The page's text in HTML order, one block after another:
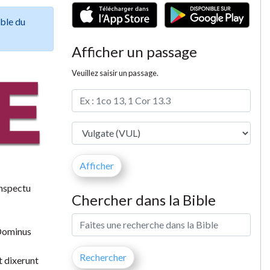
du
dixerunt
Afficher un passage
Veuillez saisir un passage.
Chercher dans la Bible